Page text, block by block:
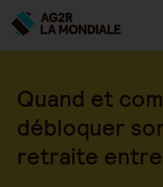
Quand et
débloquer
retraite